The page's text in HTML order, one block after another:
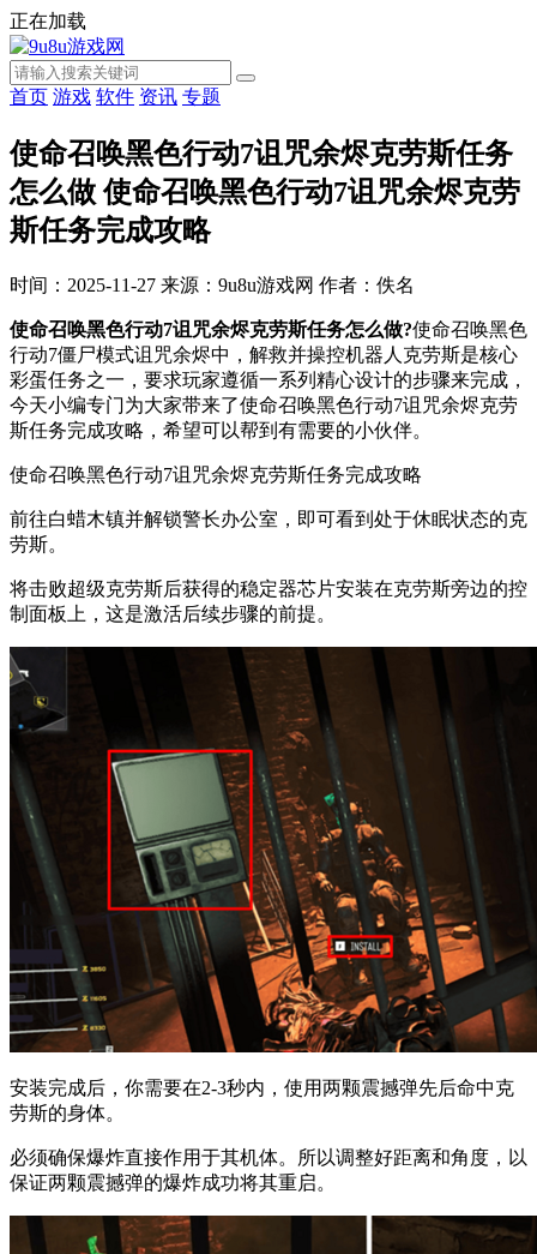
正在加载
首页 游戏 软件 资讯 专题
使命召唤黑色行动7诅咒余烬克劳斯任务
怎么做 使命召唤黑色行动7诅咒余烬克劳
斯任务完成攻略
时间：2025-11-27 来源：9u8u游戏网 作者：佚名
使命召唤黑色行动7诅咒余烬克劳斯任务怎么做?使命召唤黑色
行动7僵尸模式诅咒余烬中，解救并操控机器人克劳斯是核心
彩蛋任务之一，要求玩家遵循一系列精心设计的步骤来完成，
今天小编专门为大家带来了使命召唤黑色行动7诅咒余烬克劳
斯任务完成攻略，希望可以帮到有需要的小伙伴。
使命召唤黑色行动7诅咒余烬克劳斯任务完成攻略
前往白蜡木镇并解锁警长办公室，即可看到处于休眠状态的克
劳斯。
将击败超级克劳斯后获得的稳定器芯片安装在克劳斯旁边的控
制面板上，这是激活后续步骤的前提。
安装完成后，你需要在2-3秒内，使用两颗震撼弹先后命中克
劳斯的身体。
必须确保爆炸直接作用于其机体。所以调整好距离和角度，以
保证两颗震撼弹的爆炸成功将其重启。